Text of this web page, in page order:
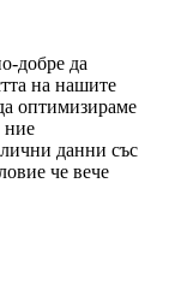
добре да
на нашите
оптимизираме
ние
данни със
че вече